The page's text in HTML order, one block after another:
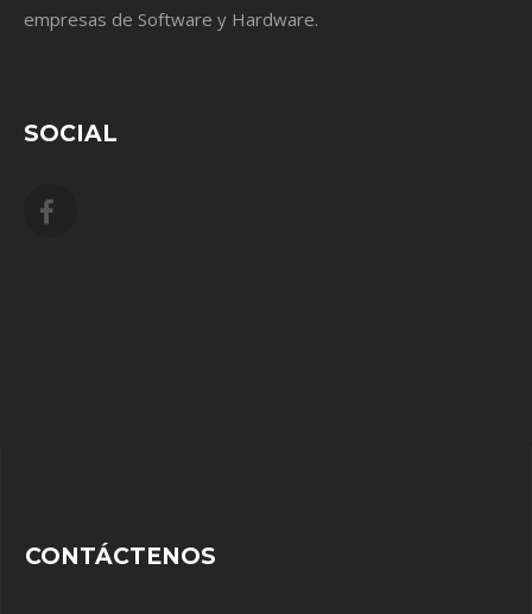
empresas de Software y Hardware.
SOCIAL
CONTÁCTENOS